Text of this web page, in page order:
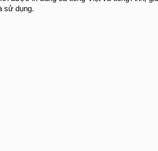
sử dụng.